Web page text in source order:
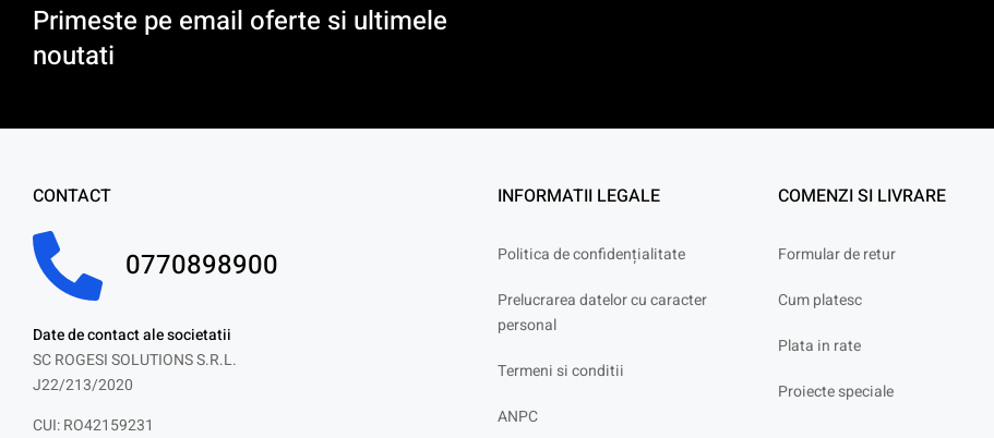
Primeste pe email oferte si ultimele
noutati
CONTACT
0770898900
Date de contact ale societatii
SC ROGESI SOLUTIONS S.R.L.
J22/213/2020
CUI: RO42159231
INFORMATII LEGALE
Politica de confidențialitate
Prelucrarea datelor cu caracter
personal
Termeni si conditii
ANPC
COMENZI SI LIVRARE
Formular de retur
Cum platesc
Plata in rate
Proiecte speciale